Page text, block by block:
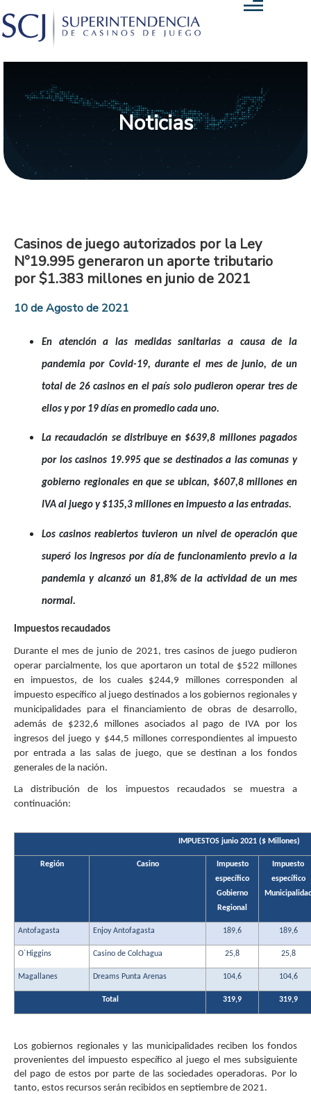
Noticias
Casinos de juego autorizados por la Ley
N°19.995 generaron un aporte tributario
por $1.383 millones en junio de 2021
10 de Agosto de 2021
En atención a las medidas sanitarias a causa de la
pandemia por Covid-19, durante el mes de junio, de un
total de 26 casinos en el país solo pudieron operar tres de
ellos y por 19 días en promedio cada uno.
La recaudación se distribuye en $639,8 millones pagados
por los casinos 19.995 que se destinados a las comunas y
gobierno regionales en que se ubican, $607,8 millones en
IVA al juego y $135,3 millones en impuesto a las entradas.
Los casinos reabiertos tuvieron un nivel de operación que
superó los ingresos por día de funcionamiento previo a la
pandemia y alcanzó un 81,8% de la actividad de un mes
normal.
Impuestos recaudados
Durante el mes de junio de 2021, tres casinos de juego pudieron
operar parcialmente, los que aportaron un total de $522 millones
en impuestos, de los cuales $244,9 millones corresponden al
impuesto específico al juego destinados a los gobiernos regionales y
municipalidades para el financiamiento de obras de desarrollo,
además de $232,6 millones asociados al pago de IVA por los
ingresos del juego y $44,5 millones correspondientes al impuesto
por entrada a las salas de juego, que se destinan a los fondos
generales de la nación.
La distribución de los impuestos recaudados se muestra a
continuación:
IMPUESTOS junio 2021 ($ Millones)
Región Casino
Impuesto
específico
Gobierno
Regional
Impuesto
específico
Antofagasta Enjoy Antofagasta 189,6 189,6
O´Higgins Casino de Colchagua 25,8 25,8
Magallanes Dreams Punta Arenas 104,6 104,6
Total 319,9 319,9
Los gobiernos regionales y las municipalidades reciben los fondos
provenientes del impuesto específico al juego el mes subsiguiente
del pago de estos por parte de las sociedades operadoras. Por lo
tanto, estos recursos serán recibidos en septiembre de 2021.